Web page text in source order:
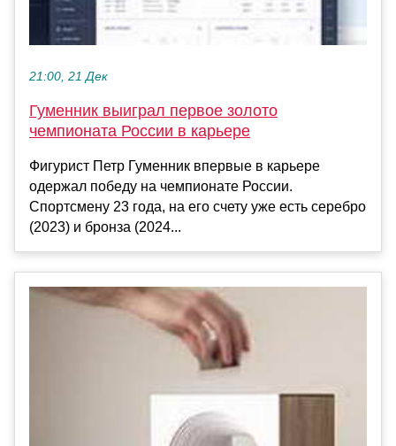
21:00, 21 Дек
Гуменник выиграл первое золото
чемпионата России в карьере
Фигурист Петр Гуменник впервые в карьере
одержал победу на чемпионате России.
Спортсмену 23 года, на его счету уже есть серебро
(2023) и бронза (2024...